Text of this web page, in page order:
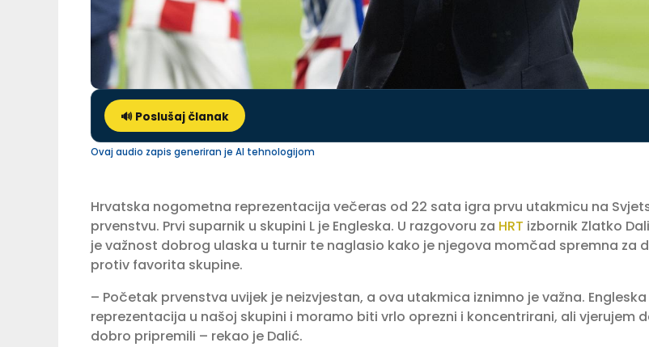
🔊 Poslušaj članak
Ovaj audio zapis generiran je AI tehnologijom
Hrvatska nogometna reprezentacija večeras od 22 sata igra prvu utakmicu na
prvenstvu. Prvi suparnik u skupini L je Engleska. U razgovoru za HRT izbornik Zlatko
je važnost dobrog ulaska u turnir te naglasio kako je njegova momčad spremna za
protiv favorita skupine.
– Početak prvenstva uvijek je neizvjestan, a ova utakmica iznimno je važna.
reprezentacija u našoj skupini i moramo biti vrlo oprezni i koncentrirani, ali vjerujem
dobro pripremili – rekao je Dalić.